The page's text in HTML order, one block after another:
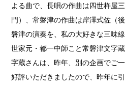
よる曲で、長唄の作曲は四世杵屋
門）、常磐津の作曲は岸澤式佐（
磐津の演奏を、私の大好きな三味
世家元・都一中師こと常磐津文字
字蔵さんは、昨年、別の企画でご
好評いただきましたので、昨年に